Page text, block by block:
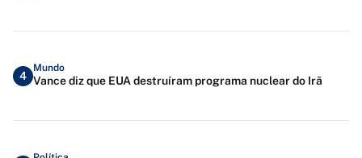
4
Mundo
Vance diz que EUA destruíram programa nuclear do Irã